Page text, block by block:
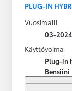
PLUG-IN
Vuosimalli
03-2024
Käyttövoima
Plug-in
Bensiini